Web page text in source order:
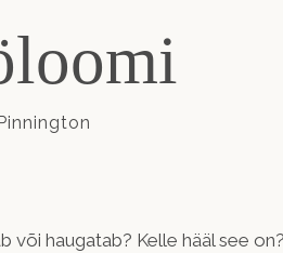
või haugatab? Kelle hääl see on?